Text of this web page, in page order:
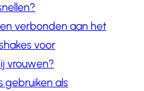
verbonden aan het
voor
vrouwen?
gebruiken als